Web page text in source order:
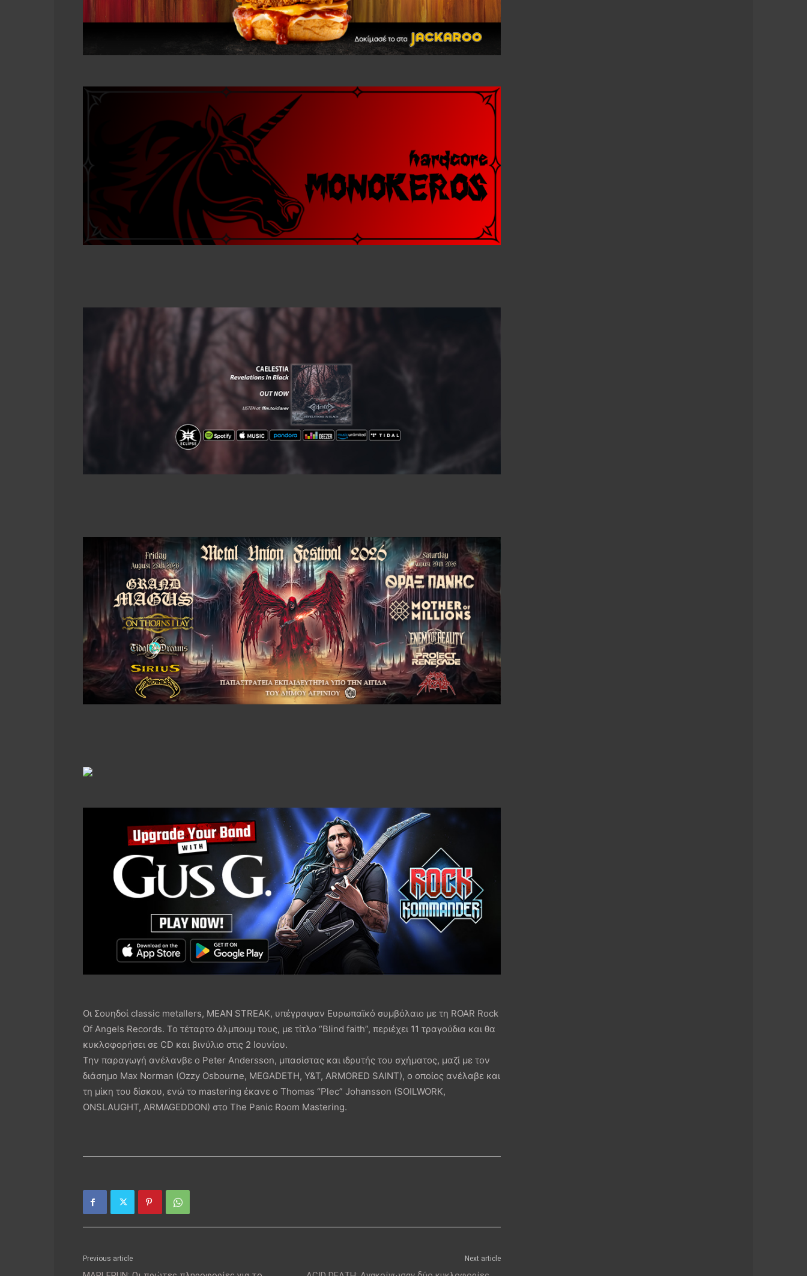
Οι Σουηδοί classic metallers, MEAN STREAK, υπέγραψαν Ευρωπαϊκό συμβόλαιο με τη ROAR Rock
Of Angels Records. Το τέταρτο άλμπουμ τους, με τίτλο “Blind faith”, περιέχει 11 τραγούδια και θα
κυκλοφορήσει σε CD και βινύλιο στις 2 Ιουνίου.
Την παραγωγή ανέλανβε ο Peter Andersson, μπασίστας και ιδρυτής του σχήματος, μαζί με τον
διάσημο Max Norman (Ozzy Osbourne, MEGADETH, Y&T, ARMORED SAINT), ο οποίος ανέλαβε και
τη μίκη του δίσκου, ενώ το mastering έκανε ο Thomas “Plec” Johansson (SOILWORK,
ONSLAUGHT, ARMAGEDDON) στο The Panic Room Mastering.
Previous article Next article